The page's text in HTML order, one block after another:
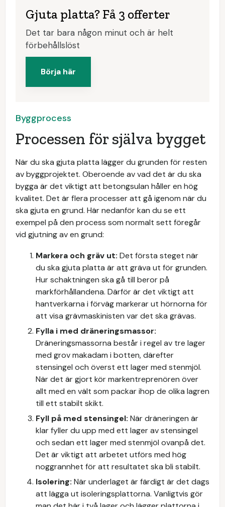
Gjuta platta? Få 3 offerter
Det tar bara någon minut och är helt
förbehållslöst
Börja här
Byggprocess
Processen för själva bygget
När du ska gjuta platta lägger du grunden för resten
av byggprojektet. Oberoende av vad det är du ska
bygga är det viktigt att betongsulan håller en hög
kvalitet. Det är flera processer att gå igenom när du
ska gjuta en grund. Här nedanför kan du se ett
exempel på den process som normalt sett föregår
vid gjutning av en grund:
Markera och gräv ut: Det första steget när
du ska gjuta platta är att gräva ut för grunden.
Hur schaktningen ska gå till beror på
markförhållandena. Därför är det viktigt att
hantverkarna i förväg markerar ut hörnorna för
att visa grävmaskinisten var det ska grävas.
Fylla i med dräneringsmassor:
Dräneringsmassorna består i regel av tre lager
med grov makadam i botten, därefter
stensingel och överst ett lager med stenmjöl.
När det är gjort kör markentreprenören över
allt med en vält som packar ihop de olika lagren
till ett stabilt skikt.
Fyll på med stensingel: När dräneringen är
klar fyller du upp med ett lager av stensingel
och sedan ett lager med stenmjöl ovanpå det.
Det är viktigt att arbetet utförs med hög
noggrannhet för att resultatet ska bli stabilt.
Isolering: När underlaget är färdigt är det dags
att lägga ut isoleringsplattorna. Vanligtvis gör